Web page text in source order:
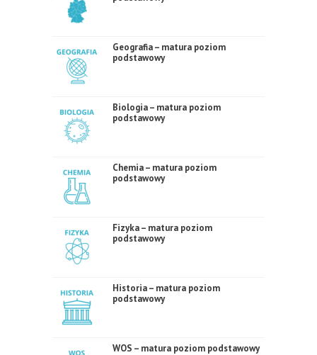
Geografia – matura poziom
podstawowy
Biologia – matura poziom
podstawowy
Chemia – matura poziom
podstawowy
Fizyka – matura poziom
podstawowy
Historia – matura poziom
podstawowy
WOS – matura poziom podstawowy